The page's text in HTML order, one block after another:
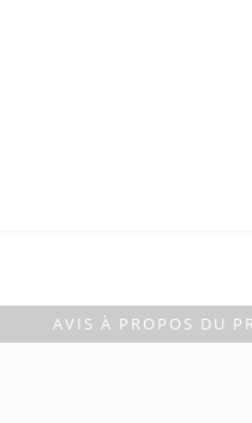
AVIS À PROPOS DU